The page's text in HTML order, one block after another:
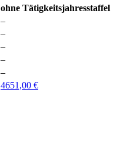
ohne Tätigkeitsjahresstaffel
–
–
–
–
–
4651,00 €